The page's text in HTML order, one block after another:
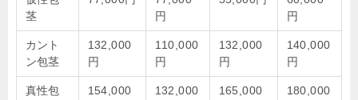
茎
円
円
カント
ン包茎
132,000
円
110,000
円
132,000
円
140,000
円
真性包
154,000
132,000
165,000
180,000